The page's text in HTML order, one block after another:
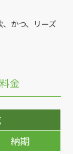
かつ、リーズ
金
納期